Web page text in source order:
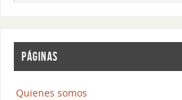
PÁGINAS
Quienes somos